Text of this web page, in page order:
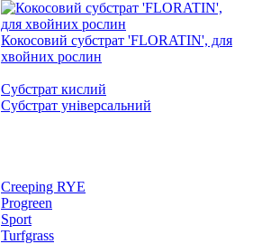
Кокосовий субстрат 'FLORATIN', для
хвойних рослин
Субстрат кислий
Субстрат універсальний
Creeping RYE
Progreen
Sport
Turfgrass